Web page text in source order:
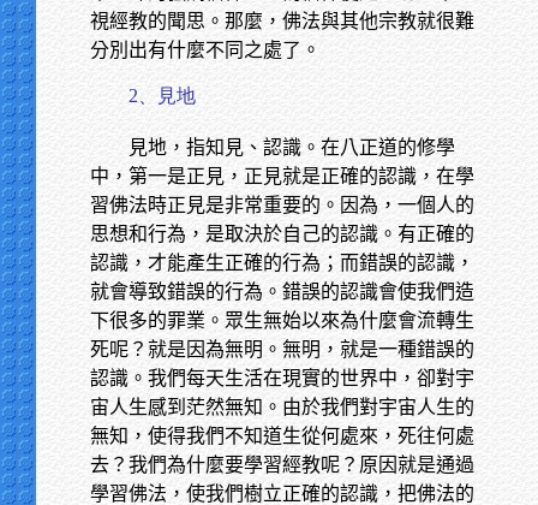
視經教的聞思。那麼，佛法與其他宗教就很難
分別出有什麼不同之處了。
2、見地
見地，指知見、認識。在八正道的修學
中，第一是正見，正見就是正確的認識，在學
習佛法時正見是非常重要的。因為，一個人的
思想和行為，是取決於自己的認識。有正確的
認識，才能產生正確的行為；而錯誤的認識，
就會導致錯誤的行為。錯誤的認識會使我們造
下很多的罪業。眾生無始以來為什麼會流轉生
死呢？就是因為無明。無明，就是一種錯誤的
認識。我們每天生活在現實的世界中，卻對宇
宙人生感到茫然無知。由於我們對宇宙人生的
無知，使得我們不知道生從何處來，死往何處
去？我們為什麼要學習經教呢？原因就是通過
學習佛法，使我們樹立正確的認識，把佛法的